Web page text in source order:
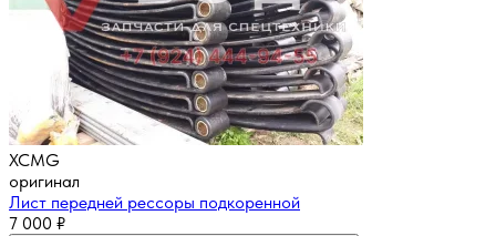
XCMG
оригинал
Лист передней рессоры подкоренной
7 000 ₽